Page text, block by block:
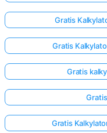
frågor
än
Ställ
första
fråga
Gratis
Gratis
Gratis
Gratis